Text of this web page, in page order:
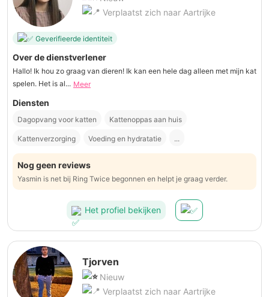
Verplaatst zich naar Aartrijke
Geverifieerde identiteit
Over de dienstverlener
Hallo! Ik hou zo graag van dieren! Ik kan een hele dag alleen met mijn kat
spelen. Het is al... Meer
Diensten
Dagopvang voor katten Kattenoppas aan huis
Kattenverzorging Voeding en hydratatie ...
Nog geen reviews
Yasmin is net bij Ring Twice begonnen en helpt je graag verder.
Het profiel bekijken
Tjorven
Nieuw
Verplaatst zich naar Aartrijke